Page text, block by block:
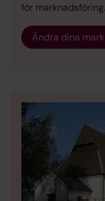
för marknadsföring.
Ändra dina